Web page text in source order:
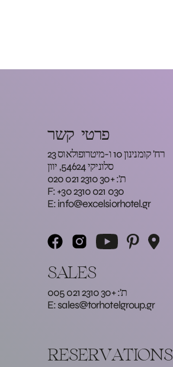
פרטי קשר
רח' קומנינון 10 ו-מיטרופולאוס 23
סלוניקי 54624, יוון
ת': +30 2310 021 020
F: +30 2310 021 030
E:info@excelsiorhotel.gr
SALES
ת': +30 2310 021 005
E:sales@torhotelgroup.gr
RESERVATIONS